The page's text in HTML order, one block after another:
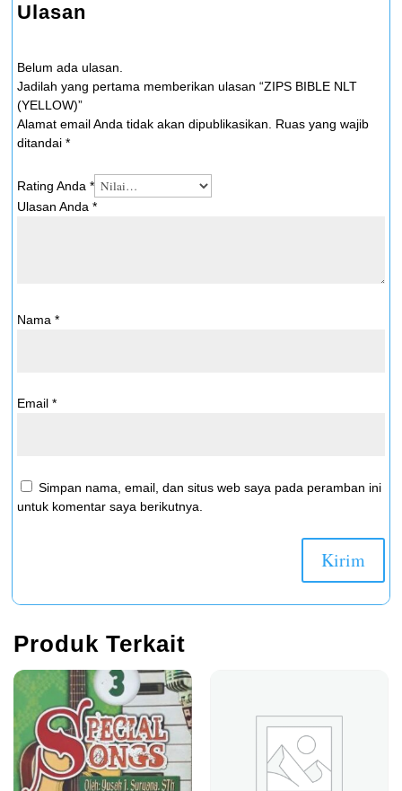
Ulasan
Belum ada ulasan.
Jadilah yang pertama memberikan ulasan “ZIPS BIBLE NLT
(YELLOW)”
Alamat email Anda tidak akan dipublikasikan.
Ruas yang wajib
ditandai *
Rating Anda *
Ulasan Anda *
Nama *
Email *
Simpan nama, email, dan situs web saya pada peramban ini
untuk komentar saya berikutnya.
Produk Terkait